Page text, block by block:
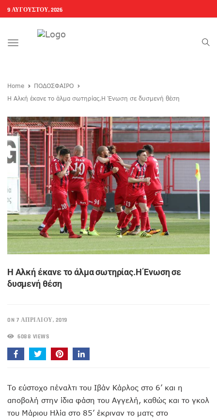
9 ΑΥΓΟΎΣΤΟΥ, 2026
Toggle
Home
ΠΟΔΟΣΦΑΙΡΟ
Η Αλκή έκανε το άλμα σωτηρίας.Η Ένωση σε δυσμενή θέση
Η Αλκή έκανε το άλμα σωτηρίας.Η Ένωση σε
δυσμενή θέση
ON 7 ΑΠΡΙΛΊΟΥ, 2019
6088 VIEWS
Το εύστοχο πέναλτι του Ιβάν Κάρλος στο 6’ και η
αποβολή στην ίδια φάση του Αγγελή, καθώς και το γκολ
του Μάριου Ηλία στο 85’ έκριναν το ματς στο